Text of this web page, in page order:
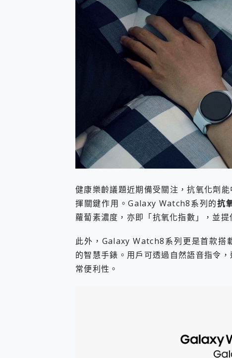
健康樂齡議題近期備受關注，抗氧化劑
揮關鍵作用。Galaxy Watch8系列的抗
蘿蔔素濃度，亦即「抗氧化指數」，並
此外，Galaxy Watch8系列更是首款
的智慧手錶。用戶可透過自然語音指令
常便利性。